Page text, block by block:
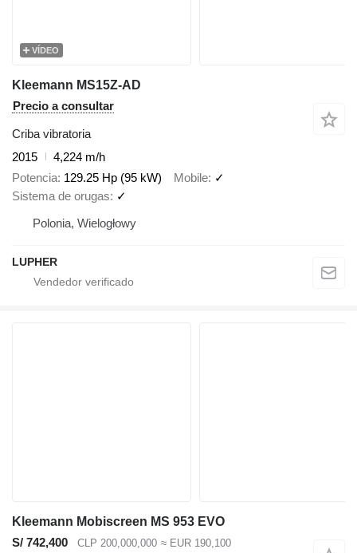
VÍDEO
Kleemann MS15Z-AD
Precio a consultar
Criba vibratoria
2015
4,224 m/h
Potencia 129.25 Hp (95 kW) Mobile ✓
Sistema de orugas
✓
Polonia, Wielogłowy
LUPHER
Kleemann Mobiscreen MS 953 EVO
S/ 742,400
CLP 200,000,000 ≈ EUR 190,100